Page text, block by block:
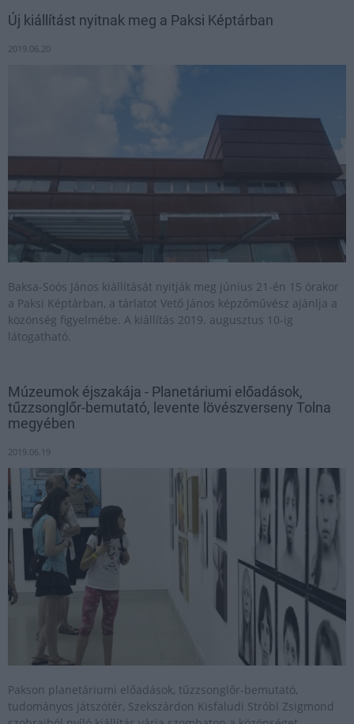
Új kiállítást nyitnak meg a Paksi Képtárban
2019.06.20
Baksa-Soós János kiállítását nyitják meg június 21-én 15 órakor
a Paksi Képtárban, a tárlatot Vető János képzőművész ajánlja a
közönség figyelmébe. A kiállítás 2019. augusztus 10-ig
látogatható.
Múzeumok éjszakája - Planetáriumi előadások,
tűzzsonglőr-bemutató, levente lövészverseny Tolna
megyében
2019.06.19
Pakson planetáriumi előadások, tűzzsonglőr-bemutató,
tudományos játszótér, Szekszárdon Kisfaludi Stróbl Zsigmond